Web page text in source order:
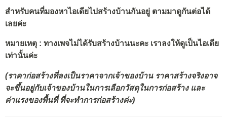
สำหรับคนที่มองหาไอเดียไปสร้างบ้านกันอยู่ ตามมาดูกันต่อได้
เลยค่ะ
หมายเหตุ : ทางเพจไม่ได้รับสร้างบ้านนะคะ เราลงให้ดูเป็นไอเดีย
เท่านั้นค่ะ
(ราคาก่อสร้างที่ลงเป็นราคาจากเจ้าของบ้าน ราคาสร้างจริงอาจ
จะขึ้นอยู่กับเจ้าของบ้านในการเลือกวัสดุในการก่อสร้าง และ
ค่าแรงของพื้นที่ ที่จะทำการก่อสร้างค่ะ)